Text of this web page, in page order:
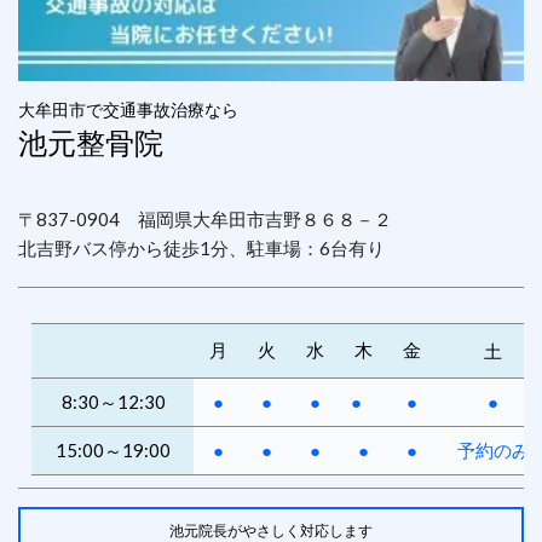
大牟田市で交通事故治療なら
池元整骨院
〒837-0904 福岡県大牟田市吉野８６８－２
北吉野バス停から徒歩1分、駐車場：6台有り
月 火 水 木 金 土
8:30～12:30 ● ● ● ● ● ●
15:00～19:00 ● ● ● ● ● 予約のみ
池元院長がやさしく対応します